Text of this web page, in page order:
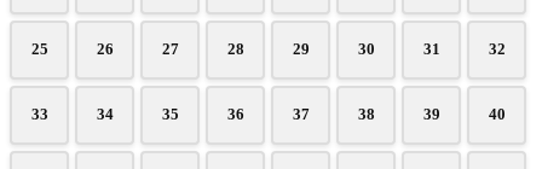
25 26 27 28 29 30 31 32
33 34 35 36 37 38 39 40